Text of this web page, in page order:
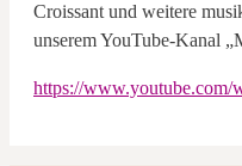
Croissant und weitere
unserem YouTube-Kanal
https://www.youtube.com/